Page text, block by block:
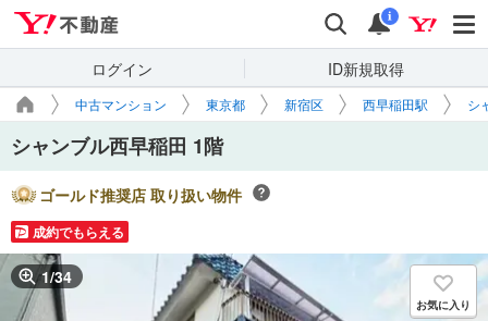
検索 通知
i
ログイン ID新規取得
中古マンション 東京都 新宿区 西早稲田駅 シ
シャンブル西早稲田 1階
ゴールド推奨店 取り扱い物件
成約でもらえる
1/34
お気に入り